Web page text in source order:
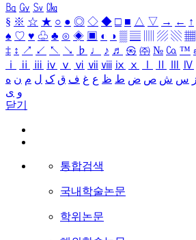
㏃ ㏉ ㏜ ㏆
§ ※ ☆ ★ ○ ● ◎ ◇ ◆ □ ■ △ ▽ → ← ↑
♠ ♡ ♥ ♧ ♣ ⊙ ◈ ▣ ◐ ◑ ▒ ▤ ▨ ▧ ▦
‡ ↕ ↗ ↙ ↖ ↘ ♭ ♩ ♪ ♬ ㉿ ㈜ № ㏇ ™
ⅰ
ⅱ ⅲ ⅳ ⅴ ⅵ ⅶ ⅷ ⅸ ⅹ Ⅳ
ز س ش ص ض ط ظ ع غ ف ق ک ل م ن ه
و ی
닫기
통합검색
국내학술논문
학위논문